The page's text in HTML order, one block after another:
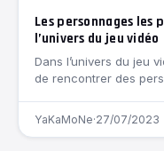
Les personnages les
l’univers du jeu vidéo
Dans l’univers du jeu
de rencontrer des
YaKaMoNe·27/07/2023